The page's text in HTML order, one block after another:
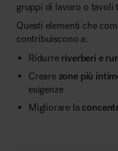
gruppi di lavoro o tavoli
Questi elementi che
contribuiscono a:
Ridurre riverberi e
Creare zone più
esigenze
Migliorare la